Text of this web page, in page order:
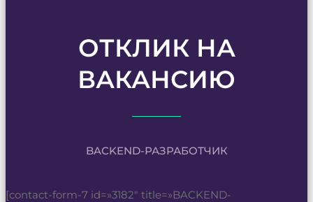
ОТКЛИК НА
ВАКАНСИЮ
BACKEND-РАЗРАБОТЧИК
[contact-form-7 id=»3182″ title=»BACKEND-